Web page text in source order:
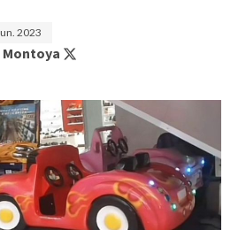
2023
Montoya